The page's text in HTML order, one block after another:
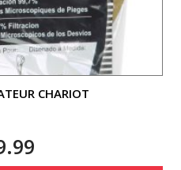
CHARIOT